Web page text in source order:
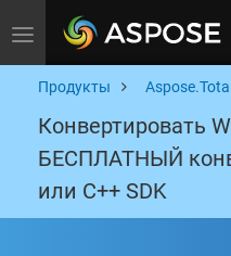
Toggle navigation
Продукты Aspose.Total
Конвертировать
БЕСПЛАТНЫЙ
или C++ SDK